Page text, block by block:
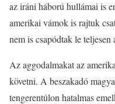
az iráni háború hullámai is
amerikai vámok is rajtuk
nem is csapódtak le
Az aggodalmakat az
követni. A beszakadó
tengerentúlon hatalmas